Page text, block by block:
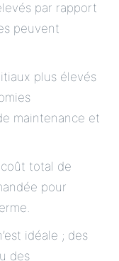
par rapport
peuvent
plus élevés
maintenance et
total de
pour
idéale ; des
des